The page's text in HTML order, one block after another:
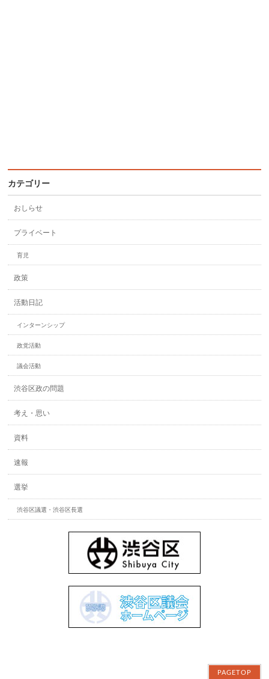
カテゴリー
おしらせ
プライベート
育児
政策
活動日記
インターンシップ
政党活動
議会活動
渋谷区政の問題
考え・思い
資料
速報
選挙
渋谷区議選・渋谷区長選
PAGETOP